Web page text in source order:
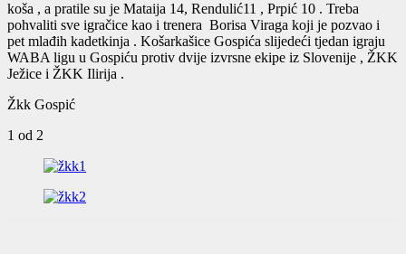
koša , a pratile su je Mataija 14, Rendulić11 , Prpić 10 . Treba
pohvaliti sve igračice kao i trenera Borisa Viraga koji je pozvao i
pet mlađih kadetkinja . Košarkašice Gospića slijedeći tjedan igraju
WABA ligu u Gospiću protiv dvije izvrsne ekipe iz Slovenije , ŽKK
Ježice i ŽKK Ilirija .
Žkk Gospić
1 od 2